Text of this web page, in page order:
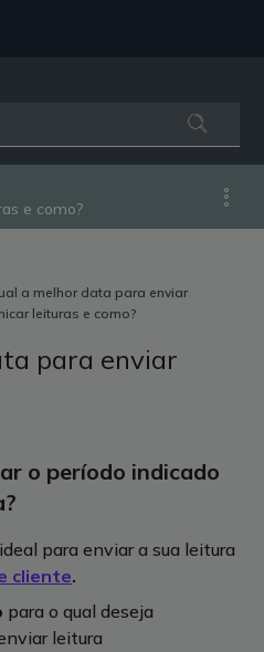
e como?
a melhor data para enviar
leituras e como?
para enviar
o período indicado
para enviar a sua leitura
cliente.
para o qual deseja
leitura